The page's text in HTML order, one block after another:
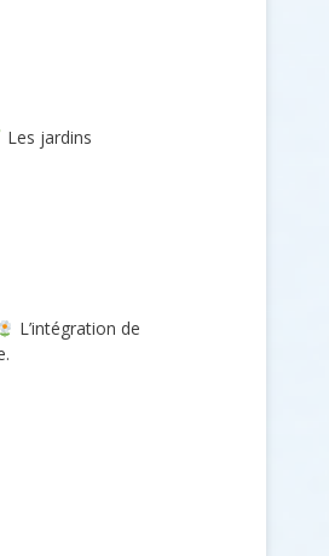
Les jardins
L’intégration de